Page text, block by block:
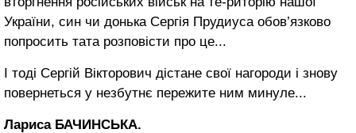
України, син чи донька Сергія Прудиуса обов’язково
попросить тата розповісти про це...
І тоді Сергій Вікторович дістане свої нагороди і знову
повернеться у незбутнє пережите ним минуле...
Лариса БАЧИНСЬКА.